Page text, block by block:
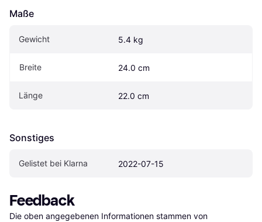
Maße
Gewicht 5.4 kg
Breite 24.0 cm
Länge 22.0 cm
Sonstiges
Gelistet bei Klarna 2022-07-15
Feedback
Die oben angegebenen Informationen stammen von